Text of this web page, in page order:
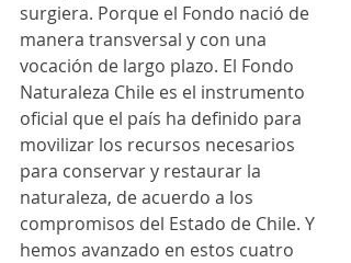
surgiera. Porque el Fondo nació de
manera transversal y con una
vocación de largo plazo. El Fondo
Naturaleza Chile es el instrumento
oficial que el país ha definido para
movilizar los recursos necesarios
para conservar y restaurar la
naturaleza, de acuerdo a los
compromisos del Estado de Chile. Y
hemos avanzado en estos cuatro